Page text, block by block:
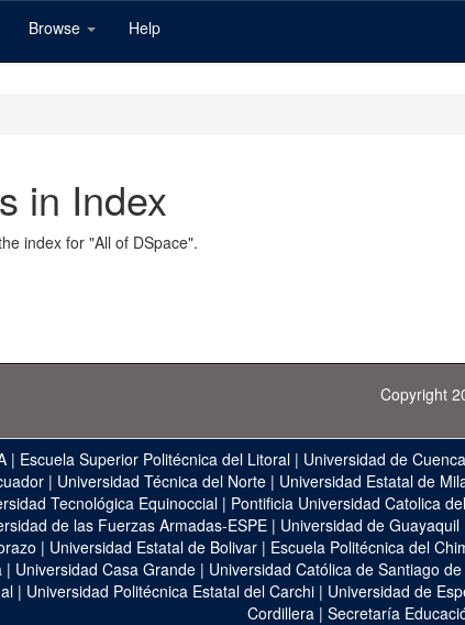
Browse Help
in Index
index for "All of DSpace".
Copyright
| Escuela Superior Politécnica del Litoral | Universidad de Cuenca
| Universidad Técnica del Norte| Universidad Estatal de
Tecnológica Equinoccial| Pontificia Universidad Catolica
de las Fuerzas Armadas-ESPE | Universidad de Guayaquil
| Universidad Estatal de Bolivar| Escuela Politécnica del
| Universidad Casa Grande | Universidad Católica de Santiago
| Universidad Politécnica Estatal del Carchi | Universidad de
Cordillera| Secretaría